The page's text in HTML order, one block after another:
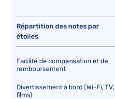
Répartition des notes par
étoiles
Facilité de compensation et de
remboursement
Divertissement à bord (Wi-Fi, TV,
films)